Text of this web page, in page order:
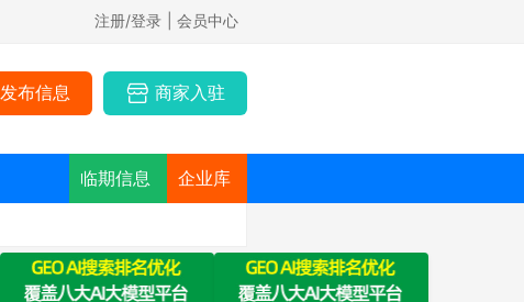
注册/登录 | 会员中心
发布信息 商家入驻
临期信息 企业库